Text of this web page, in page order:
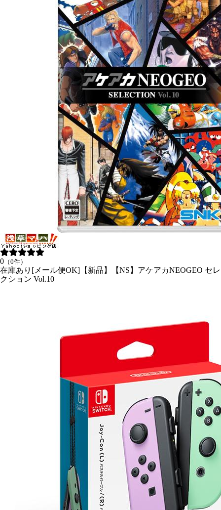
0 （0件）
在庫あり[メール便OK]【新品】【NS】アケアカNEOGEO セレ
クション Vol.10